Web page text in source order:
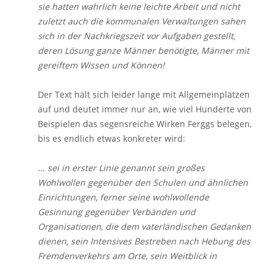
sie hatten wahrlich keine leichte Arbeit und nicht
zuletzt auch die kommunalen Verwaltungen sahen
sich in der Nachkriegszeit vor Aufgaben gestellt,
deren Lösung ganze Männer benötigte, Männer mit
gereiftem Wissen und Können!
Der Text hält sich leider lange mit Allgemeinplätzen
auf und deutet immer nur an, wie viel Hunderte von
Beispielen das segensreiche Wirken Ferggs belegen,
bis es endlich etwas konkreter wird:
... sei in erster Linie genannt sein großes
Wohlwollen gegenüber den Schulen und ähnlichen
Einrichtungen, ferner seine wohlwollende
Gesinnung gegenüber Verbänden und
Organisationen, die dem vaterländischen Gedanken
dienen, sein Intensives Bestreben nach Hebung des
Fremdenverkehrs am Orte, sein Weitblick in